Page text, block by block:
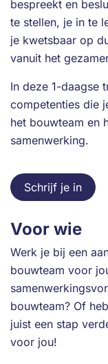
bespreekt en
te stellen, je in te
je kwetsbaar op
vanuit het
In deze 1-daagse
competenties die
het bouwteam en
samenwerking.
Schrijf je in
Voor wie
Werk je bij een
bouwteam voor
bouwteam? Of
juist een stap
voor jou!